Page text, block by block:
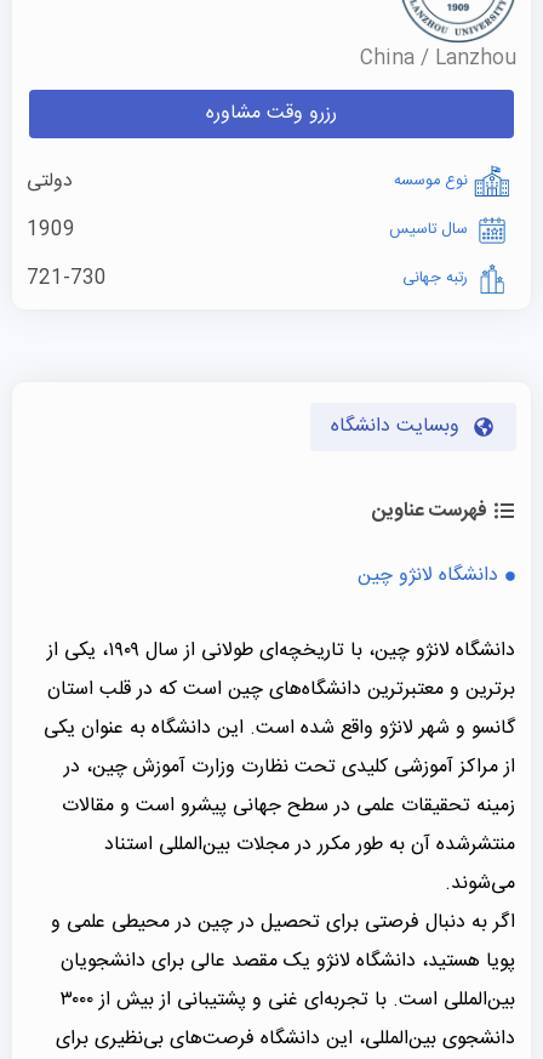
China / Lanzhou
رزرو وقت مشاوره
نوع موسسه دولتی
سال تاسیس 1909
رتبه جهانی 721-730
وبسایت دانشگاه
فهرست عناوین
دانشگاه لانژو چین
دانشگاه لانژو چین، با تاریخچه‌ای طولانی از سال ۱۹۰۹، یکی از
برترین و معتبرترین دانشگاه‌های چین است که در قلب استان
گانسو و شهر لانژو واقع شده است. این دانشگاه به عنوان یکی
از مراکز آموزشی کلیدی تحت نظارت وزارت آموزش چین، در
زمینه تحقیقات علمی در سطح جهانی پیشرو است و مقالات
منتشرشده آن به طور مکرر در مجلات بین‌المللی استناد
می‌شوند.
اگر به دنبال فرصتی برای تحصیل در چین در محیطی علمی و
پویا هستید، دانشگاه لانژو یک مقصد عالی برای دانشجویان
بین‌المللی است. با تجربه‌ای غنی و پشتیبانی از بیش از ۳۰۰۰
دانشجوی بین‌المللی، این دانشگاه فرصت‌های بی‌نظیری برای